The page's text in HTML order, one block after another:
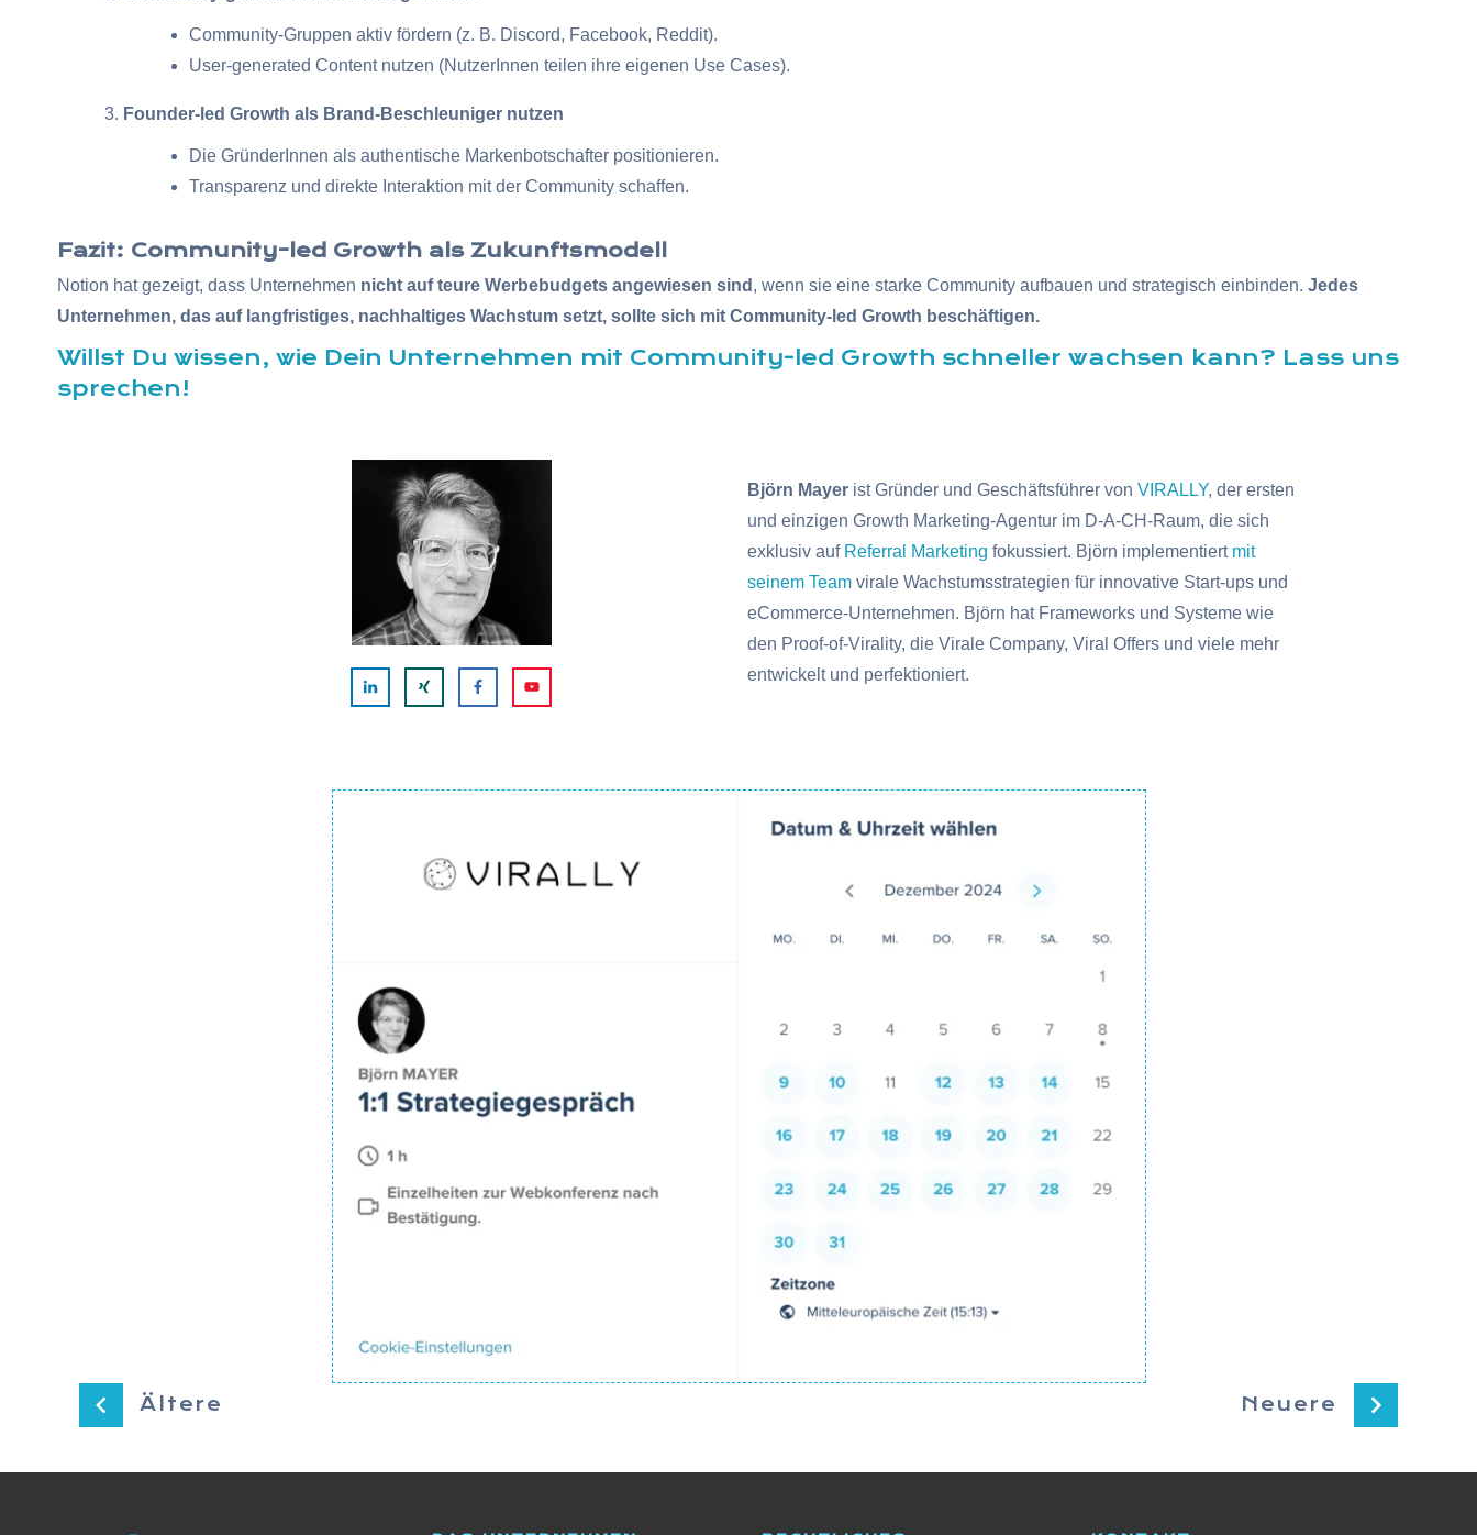
Community-Gruppen aktiv fördern (z. B. Discord, Facebook, Reddit).
User-generated Content nutzen (NutzerInnen teilen ihre eigenen Use Cases).
Founder-led Growth als Brand-Beschleuniger nutzen
Die GründerInnen als authentische Markenbotschafter positionieren.
Transparenz und direkte Interaktion mit der Community schaffen.
Fazit: Community-led Growth als Zukunftsmodell
Notion hat gezeigt, dass Unternehmen nicht auf teure Werbebudgets angewiesen sind , wenn sie eine starke Community aufbauen und strategisch einbinden. Jedes
Unternehmen, das auf langfristiges, nachhaltiges Wachstum setzt, sollte sich mit Community-led Growth beschäftigen.
Willst Du wissen, wie Dein Unternehmen mit Community-led Growth schneller wachsen kann? Lass uns
sprechen!
Björn Mayerist Gründer und Geschäftsführer von VIRALLY, der ersten
und einzigen Growth Marketing-Agentur im D-A-CH-Raum, die sich
exklusiv auf Referral Marketing fokussiert. Björn implementiert mit
seinem Teamvirale Wachstumsstrategien für innovative Start-ups und
eCommerce-Unternehmen. Björn hat Frameworks und Systeme wie
den Proof-of-Virality, die Virale Company, Viral Offers und viele mehr
entwickelt und perfektioniert.
Ältere Neuere